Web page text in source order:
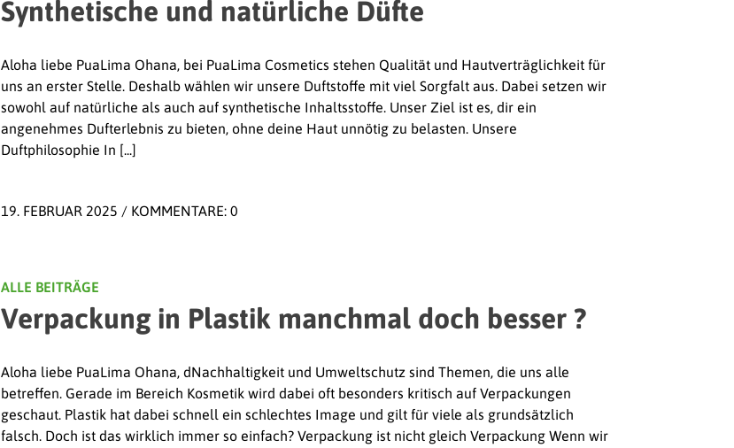
Synthetische und natürliche Düfte
Aloha liebe PuaLima Ohana, bei PuaLima Cosmetics stehen Qualität und Hautverträglichkeit für
uns an erster Stelle. Deshalb wählen wir unsere Duftstoffe mit viel Sorgfalt aus. Dabei setzen wir
sowohl auf natürliche als auch auf synthetische Inhaltsstoffe. Unser Ziel ist es, dir ein
angenehmes Dufterlebnis zu bieten, ohne deine Haut unnötig zu belasten. Unsere
Duftphilosophie In [...]
19. FEBRUAR 2025 /KOMMENTARE: 0
ALLE BEITRÄGE
Verpackung in Plastik manchmal doch besser ?
Aloha liebe PuaLima Ohana, dNachhaltigkeit und Umweltschutz sind Themen, die uns alle
betreffen. Gerade im Bereich Kosmetik wird dabei oft besonders kritisch auf Verpackungen
geschaut. Plastik hat dabei schnell ein schlechtes Image und gilt für viele als grundsätzlich
falsch. Doch ist das wirklich immer so einfach? Verpackung ist nicht gleich Verpackung Wenn wir